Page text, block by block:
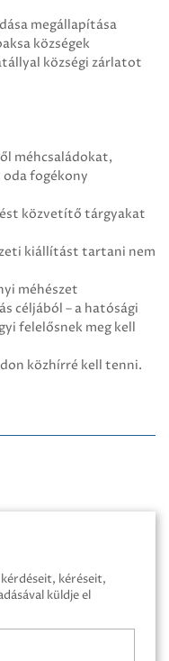
megállapítása
községek
községi zárlatot
méhcsaládokat,
fogékony
közvetítő tárgyakat
kiállítást tartani nem
méhészet
céljából – a hatósági
felelősnek meg kell
közhírré kell tenni.
kéréseit,
küldje el